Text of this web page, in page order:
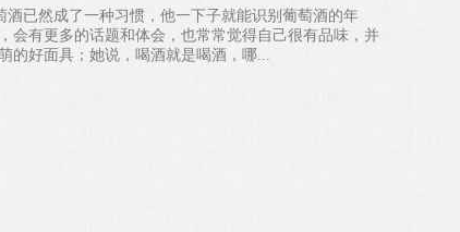
已然成了一种习惯，他一下子就能识别葡萄酒的年
会有更多的话题和体会，也常常觉得自己很有品味，并
的好面具；她说，喝酒就是喝酒，哪...